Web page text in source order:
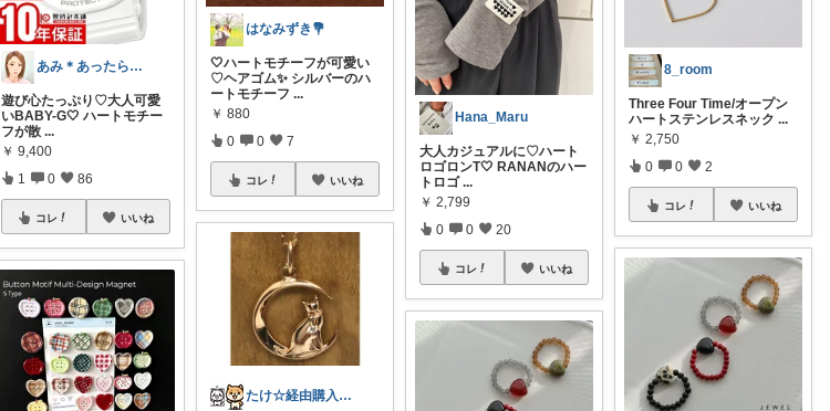
あみ＊あったら便利がたくさん🛒‼️✨
遊び心たっぷり♡大人可愛
いBABY-G🤍 ハートモチー
フが散 ...
￥ 9,400
1 0 86
コレ いいね
はなみずき💐
🤍ハートモチーフが可愛い
♡ヘアゴム✨ シルバーのハ
ートモチーフ ...
￥ 880
0 0 7
コレ いいね
たけ☆経由購入感謝します！ありがとう！☆
Hana_Maru
大人カジュアルに♡ハート
ロゴロンT🤍 RANANのハー
トロゴ ...
￥ 2,799
0 0 20
コレ いいね
8_room
Three Four Time/オープン
ハートステンレスネック ...
￥ 2,750
0 0 2
コレ いいね